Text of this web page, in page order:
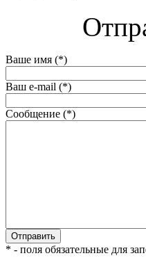
Ваше имя (*)
Ваш e-mail (*)
Сообщение (*)
* - поля обязательные для